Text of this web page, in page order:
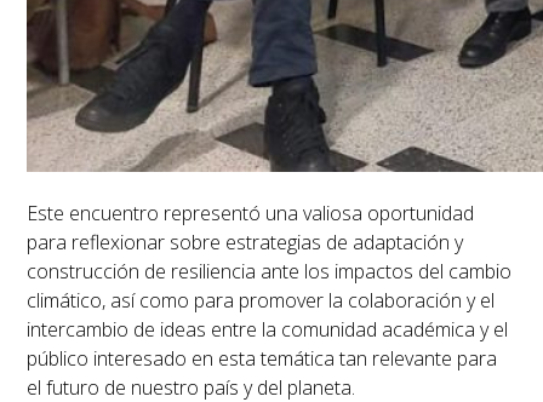
Este encuentro representó una valiosa oportunidad
para reflexionar sobre estrategias de adaptación y
construcción de resiliencia ante los impactos del cambio
climático, así como para promover la colaboración y el
intercambio de ideas entre la comunidad académica y el
público interesado en esta temática tan relevante para
el futuro de nuestro país y del planeta.